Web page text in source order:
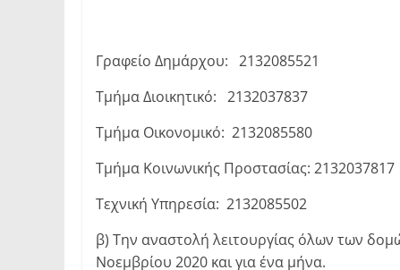
Γραφείο Δημάρχου: 2132085521
Τμήμα Διοικητικό: 2132037837
Τμήμα Οικονομικό: 2132085580
Τμήμα Κοινωνικής Προστασίας: 2132037817
Τεχνική Υπηρεσία: 2132085502
β) Την αναστολή λειτουργίας όλων των
Νοεμβρίου 2020 και για ένα μήνα.